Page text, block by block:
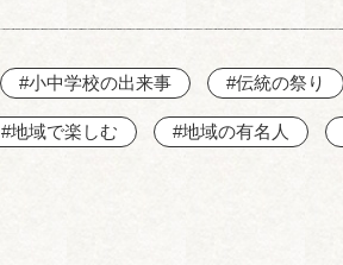
#小中学校の出来事 #伝統の祭り
#地域で楽しむ #地域の有名人